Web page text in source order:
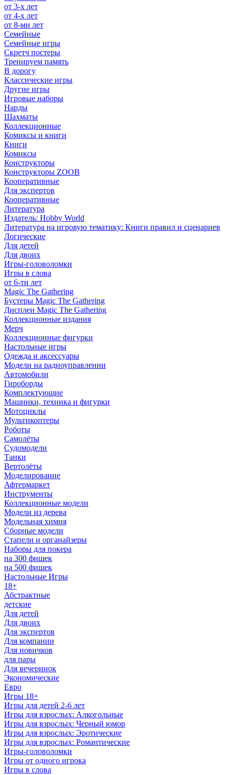
от 3-х лет
от 4-х лет
от 8-ми лет
Семейные
Семейные игры
Скретч постеры
Тренируем память
В дорогу
Классические игры
Другие игры
Игровые наборы
Нарды
Шахматы
Коллекционные
Комиксы и книги
Книги
Комиксы
Конструкторы
Конструкторы ZOOB
Кооперативные
Для экспертов
Кооперативные
Литература
Издатель: Hobby World
Литература на игровую тематику: Книги правил и сценариев
Логические
Для детей
Для двоих
Игры-головоломки
Игры в слова
от 6-ти лет
Magic The Gathering
Бустеры Magic The Gathering
Дисплеи Magic The Gathering
Коллекционные издания
Мерч
Коллекционные фигурки
Настольные игры
Одежда и аксессуары
Модели на радиоуправлении
Автомобили
Гироборды
Комплектующие
Машинки, техника и фигурки
Мотоциклы
Мультикоптеры
Роботы
Самолёты
Судомодели
Танки
Вертолёты
Моделирование
Афтермаркет
Инструменты
Коллекционные модели
Модели из дерева
Модельная химия
Сборные модели
Стапели и органайзеры
Наборы для покера
на 300 фишек
на 500 фишек
Настольные Игры
18+
Абстрактные
детские
Для детей
Для двоих
Для экспертов
Для компании
Для новичков
для пары
Для вечеринок
Экономические
Евро
Игры 18+
Игры для детей 2-6 лет
Игры для взрослых: Алкогольные
Игры для взрослых: Черный юмор
Игры для взрослых: Эротические
Игры для взрослых: Романтические
Игры-головоломки
Игры от одного игрока
Игры в слова